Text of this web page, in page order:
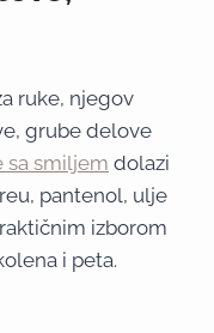
ruke, njegov
grube delove
sa smiljem dolazi
pantenol, ulje
izborom
i peta.